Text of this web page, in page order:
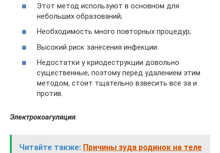
Этот метод используют в основном для
небольших образований;
Необходимость много повторных процедур;
Высокий риск занесения инфекции.
Недостатки у криодеструкции довольно
существенные, поэтому перед удалением этим
методом, стоит тщательно взвесить все за и
против.
Электрокоагуляция.
Читайте также: Причины зуда родинок на теле